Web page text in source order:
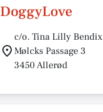
DoggyLove
c/o. Tina Lilly Bendix
Mølcks Passage 3
3450 Allerød